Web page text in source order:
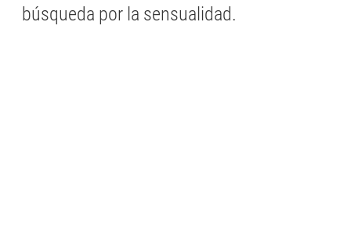
búsqueda por la sensualidad.